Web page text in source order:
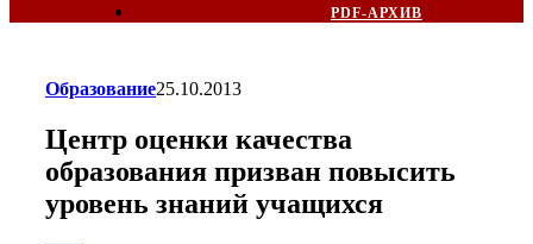
PDF-АРХИВ
Образование25.10.2013
Центр оценки качества
образования призван повысить
уровень знаний учащихся